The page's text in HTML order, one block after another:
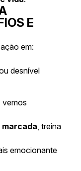
E
em:
desnível
vemos
, treina
emocionante